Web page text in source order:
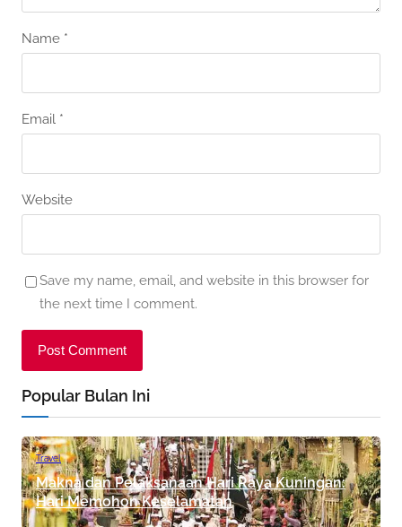
Name *
Email *
Website
Save my name, email, and website in this browser for
the next time I comment.
Popular Bulan Ini
Travel
Makna dan Pelaksanaan Hari Raya Kuningan:
Hari Memohon Keselamatan